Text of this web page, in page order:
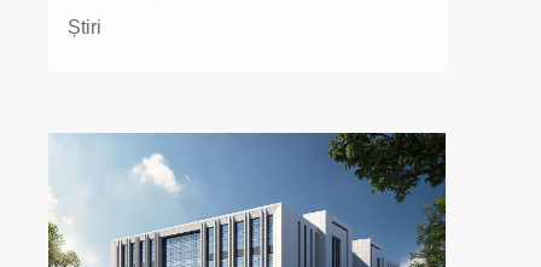
Știri